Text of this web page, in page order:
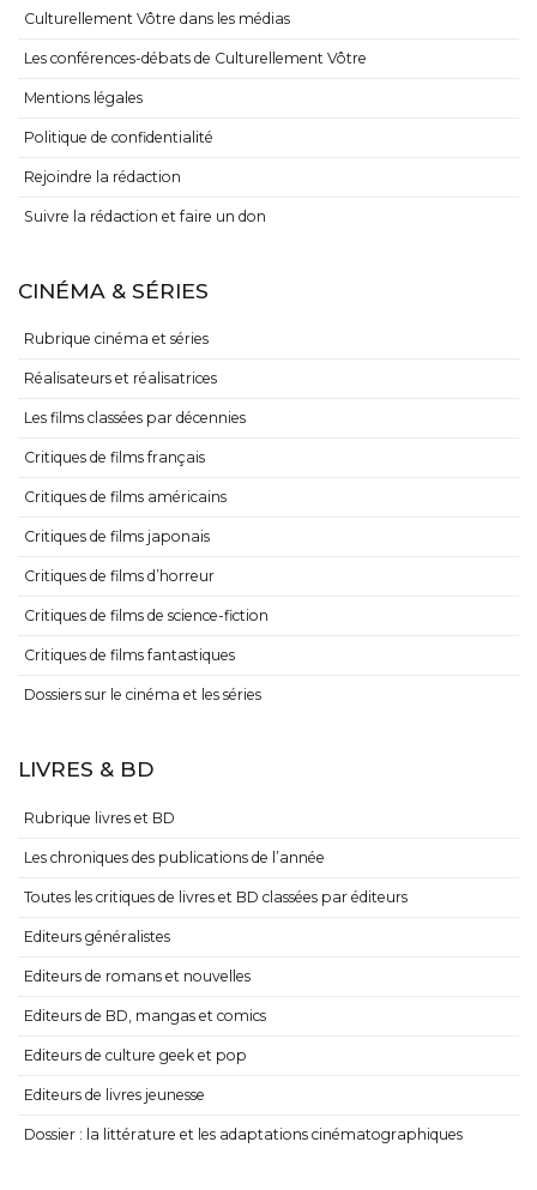
Culturellement Vôtre dans les médias
Les conférences-débats de Culturellement Vôtre
Mentions légales
Politique de confidentialité
Rejoindre la rédaction
Suivre la rédaction et faire un don
CINÉMA & SÉRIES
Rubrique cinéma et séries
Réalisateurs et réalisatrices
Les films classées par décennies
Critiques de films français
Critiques de films américains
Critiques de films japonais
Critiques de films d’horreur
Critiques de films de science-fiction
Critiques de films fantastiques
Dossiers sur le cinéma et les séries
LIVRES & BD
Rubrique livres et BD
Les chroniques des publications de l’année
Toutes les critiques de livres et BD classées par éditeurs
Editeurs généralistes
Editeurs de romans et nouvelles
Editeurs de BD, mangas et comics
Editeurs de culture geek et pop
Editeurs de livres jeunesse
Dossier : la littérature et les adaptations cinématographiques